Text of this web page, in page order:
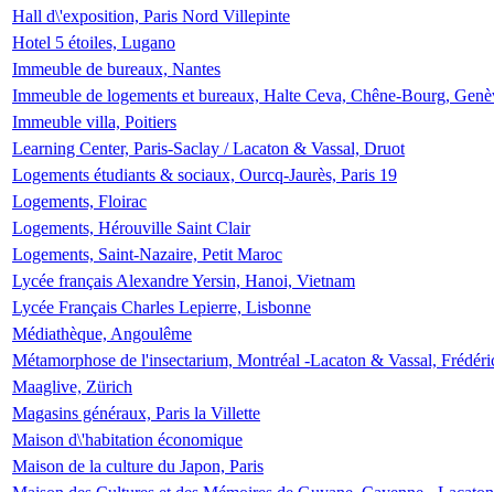
Hall d\'exposition, Paris Nord Villepinte
Hotel 5 étoiles, Lugano
Immeuble de bureaux, Nantes
Immeuble de logements et bureaux, Halte Ceva, Chêne-Bourg,
Immeuble villa, Poitiers
Learning Center, Paris-Saclay / Lacaton & Vassal, Druot
Logements étudiants & sociaux, Ourcq-Jaurès, Paris 19
Logements, Floirac
Logements, Hérouville Saint Clair
Logements, Saint-Nazaire, Petit Maroc
Lycée français Alexandre Yersin, Hanoi, Vietnam
Lycée Français Charles Lepierre, Lisbonne
Médiathèque, Angoulême
Métamorphose de l'insectarium, Montréal -Lacaton & Vassal,
Maaglive, Zürich
Magasins généraux, Paris la Villette
Maison d\'habitation économique
Maison de la culture du Japon, Paris